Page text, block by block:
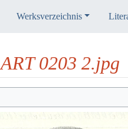
Werksverzeichnis
ART 0203 2.jpg